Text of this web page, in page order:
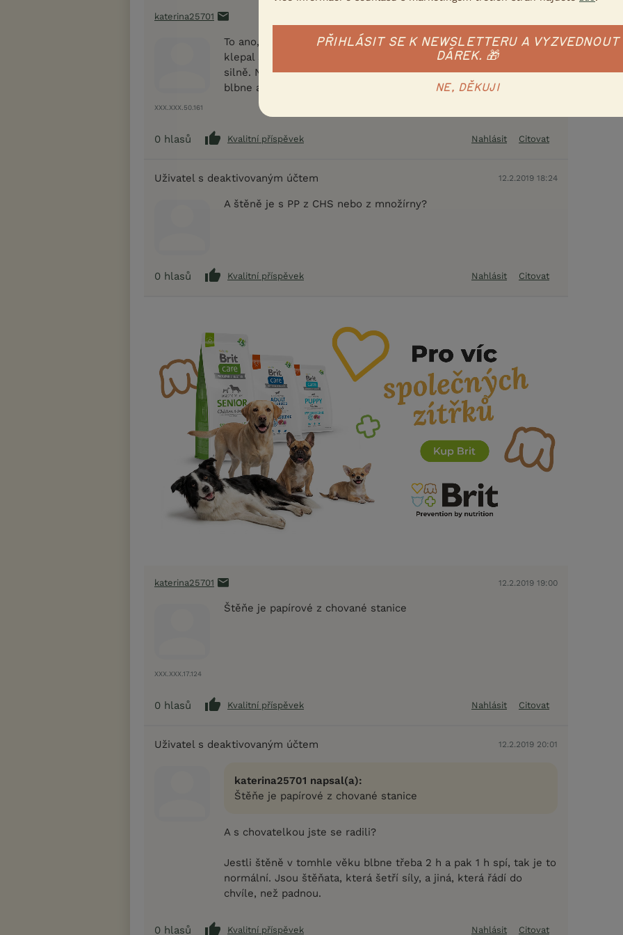
katerina25701
XXX.XXX.50.161
To ano, ale spíše mě vyděsilo, že se nedal z toho probudit a
klepal se poměrně dost. A do toho jazíčku si kousal opravdu
silně. Není takový, že by prospal celý den. Samozřejmě občas
blbne a ne málo, ale rychle ho zase přepadne únava.
0 hlasů Kvalitní příspěvek Nahlásit Citovat
Uživatel s deaktivovaným účtem 12.2.2019 18:24
A štěně je s PP z CHS nebo z množírny?
0 hlasů Kvalitní příspěvek Nahlásit Citovat
katerina25701 12.2.2019 19:00
XXX.XXX.17.124
Štěňe je papírové z chované stanice
0 hlasů Kvalitní příspěvek Nahlásit Citovat
Uživatel s deaktivovaným účtem 12.2.2019 20:01
katerina25701 napsal(a):
Štěňe je papírové z chované stanice
A s chovatelkou jste se radili?
Jestli štěně v tomhle věku blbne třeba 2 h a pak 1 h spí, tak je to
normální. Jsou štěňata, která šetří síly, a jiná, která řádí do
chvíle, než padnou.
0 hlasů Kvalitní příspěvek Nahlásit Citovat
PŘIHLÁSIT SE K NEWSLETTERU A VYZVEDNOUT
DÁREK. 🎁
NE, DĚKUJI